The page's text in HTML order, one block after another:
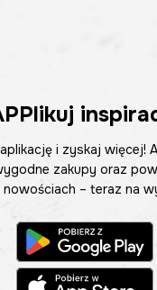
i zyskaj więcej!
zakupy oraz
– teraz na